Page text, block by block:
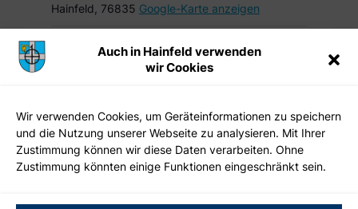
Auch in Hainfeld verwenden
wir Cookies
Wir verwenden Cookies, um Geräteinformationen zu speichern
und die Nutzung unserer Webseite zu analysieren. Mit Ihrer
Zustimmung können wir diese Daten verarbeiten. Ohne
Zustimmung könnten einige Funktionen eingeschränkt sein.
Hainfeld 76835 Google-Karte anzeigen
6.
internationales
kfd Gottesdienst mit anschl.
Umtrunk zum Jubiläum 60